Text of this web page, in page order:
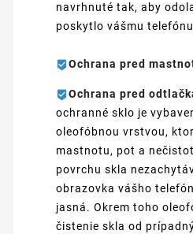
navrhnuté tak, aby
poskytlo vášmu
Ochrana pred
Ochrana pred
ochranné sklo je
oleofóbnou vrstvou,
mastnotu, pot a
povrchu skla
obrazovka vášho
jasná. Okrem toho
čistenie skla od